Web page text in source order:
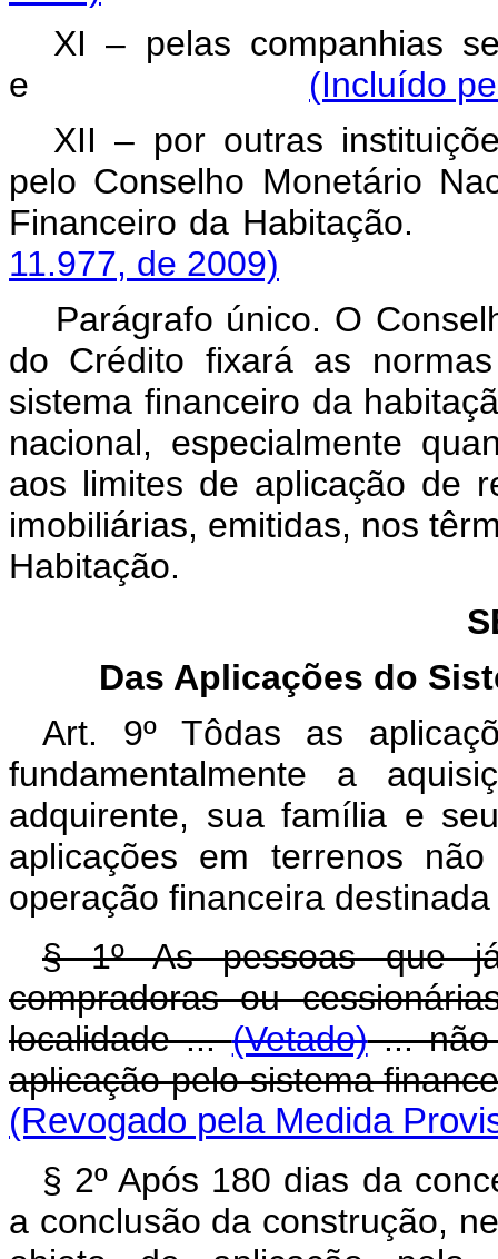
XI – pelas companhias
e
(Incluído
XII – por outras
pelo Conselho Monetário
Financeiro da
11.977, de 2009)
Parágrafo único. O
do Crédito fixará as
sistema financeiro da
nacional, especialmente
aos limites de aplicação de
imobiliárias, emitidas, nos
Habitação.
Das Aplicações do
Art. 9º Tôdas as
fundamentalmente a
adquirente, sua família e
aplicações em terrenos
operação financeira
§ 1º As pessoas que já
compradoras ou
localidade ...(Vetado)... não
aplicação pelo sistema
(Revogado pela Medida
§ 2º Após 180 dias da
a conclusão da construção,